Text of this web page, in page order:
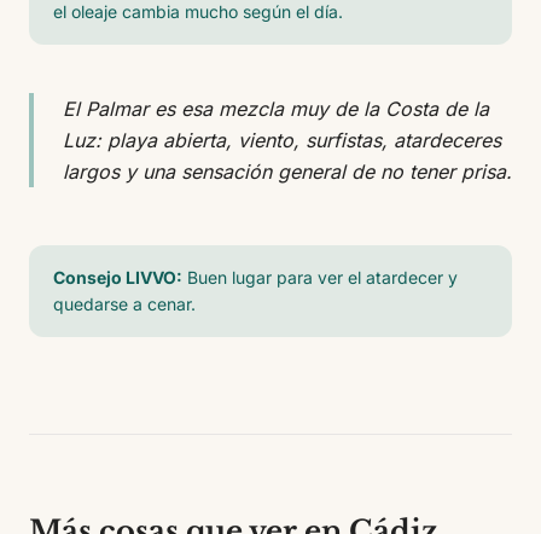
el oleaje cambia mucho según el día.
El Palmar es esa mezcla muy de la Costa de la
Luz: playa abierta, viento, surfistas, atardeceres
largos y una sensación general de no tener prisa.
Consejo LIVVO: Buen lugar para ver el atardecer y
quedarse a cenar.